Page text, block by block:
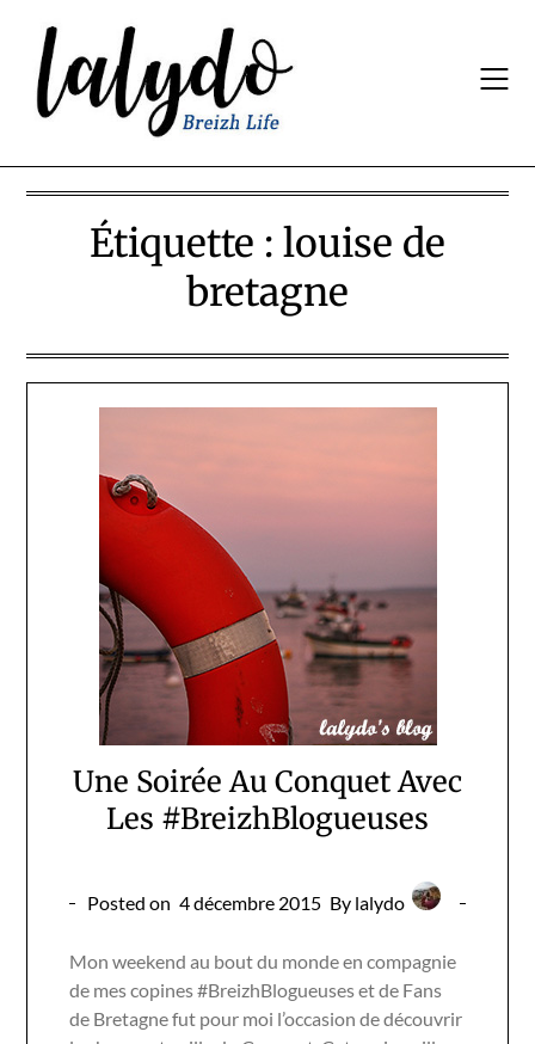
content
Étiquette : louise de
bretagne
Une Soirée Au Conquet Avec
Les #BreizhBlogueuses
Posted on 4 décembre 2015 By lalydo
Mon weekend au bout du monde en compagnie
de mes copines #BreizhBlogueuses et de Fans
de Bretagne fut pour moi l’occasion de découvrir